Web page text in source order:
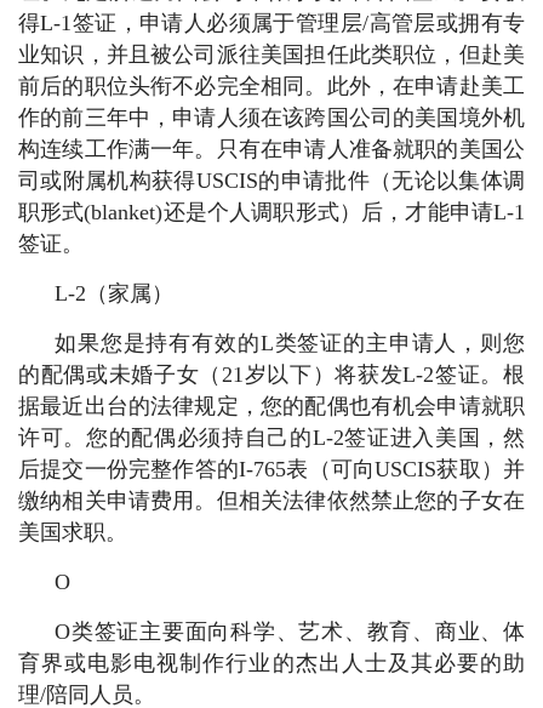
得L-1签证，申请人必须属于管理层/高管层或拥有专
业知识，并且被公司派往美国担任此类职位，但赴美
前后的职位头衔不必完全相同。此外，在申请赴美工
作的前三年中，申请人须在该跨国公司的美国境外机
构连续工作满一年。只有在申请人准备就职的美国公
司或附属机构获得USCIS的申请批件（无论以集体调
职形式(blanket)还是个人调职形式）后，才能申请L-1
签证。
L-2（家属）
如果您是持有有效的L类签证的主申请人，则您
的配偶或未婚子女（21岁以下）将获发L-2签证。根
据最近出台的法律规定，您的配偶也有机会申请就职
许可。您的配偶必须持自己的L-2签证进入美国，然
后提交一份完整作答的I-765表（可向USCIS获取）并
缴纳相关申请费用。但相关法律依然禁止您的子女在
美国求职。
O
O类签证主要面向科学、艺术、教育、商业、体
育界或电影电视制作行业的杰出人士及其必要的助
理/陪同人员。